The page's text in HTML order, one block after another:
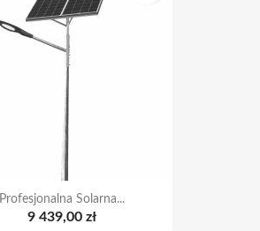
Profesjonalna Solarna...
9 439,00 zł